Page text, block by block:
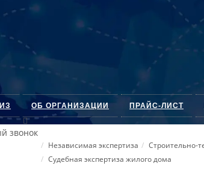
ОБ ОРГАНИЗАЦИИ ПРАЙС-ЛИСТ
звонок
Независимая экспертиза
Строительно-
Судебная экспертиза жилого дома